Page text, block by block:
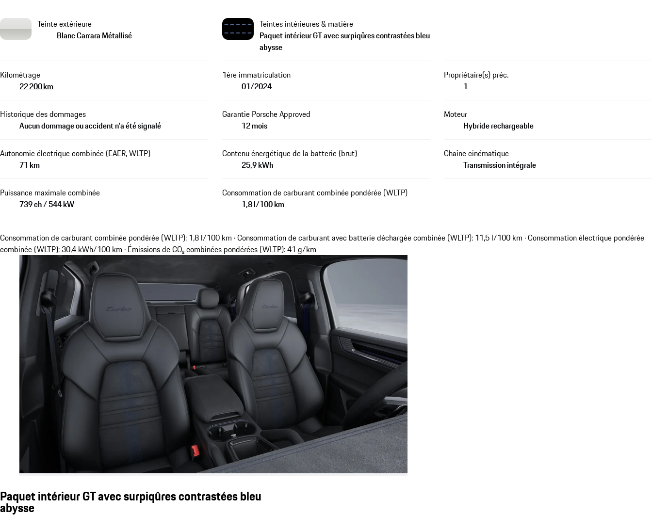
Teinte extérieure
Blanc Carrara Métallisé
Teintes intérieures & matière
Paquet intérieur GT avec surpiqûres contrastées bleu
abysse
Kilométrage
22 200 km
1ère immatriculation
01/2024
Propriétaire(s) préc.
1
Historique des dommages
Aucun dommage ou accident n'a été signalé
Garantie Porsche Approved
12 mois
Moteur
Hybride rechargeable
Autonomie électrique combinée (EAER, WLTP)
71 km
Contenu énergétique de la batterie (brut)
25,9 kWh
Chaîne cinématique
Transmission intégrale
Puissance maximale combinée
739 ch / 544 kW
Consommation de carburant combinée pondérée (WLTP)
1,8 l/100 km
Consommation de carburant combinée pondérée (WLTP): 1,8 l/100 km · Consommation de carburant avec batterie déchargée combinée (WLTP): 11,5 l/100 km · Consommation électrique pondérée
combinée (WLTP): 30,4 kWh/100 km · Émissions de CO₂ combinées pondérées (WLTP): 41 g/km
Paquet intérieur GT avec surpiqûres contrastées bleu
abysse